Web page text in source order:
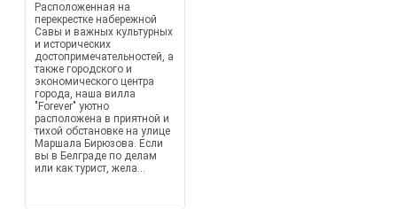
Расположенная на
перекрестке набережной
Савы и важных культурных
и исторических
достопримечательностей, а
также городского и
экономического центра
города, наша вилла
"Forever" уютно
расположена в приятной и
тихой обстановке на улице
Маршала Бирюзова. Если
вы в Белграде по делам
или как турист, жела...